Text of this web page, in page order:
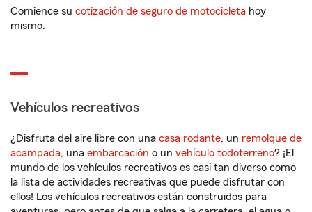
Comience su cotización de seguro de motocicleta hoy
mismo.
Vehículos recreativos
¿Disfruta del aire libre con una casa rodante, un remolque de
acampada, una embarcación o un vehículo todoterreno? ¡El
mundo de los vehículos recreativos es casi tan diverso como
la lista de actividades recreativas que puede disfrutar con
ellos! Los vehículos recreativos están construidos para